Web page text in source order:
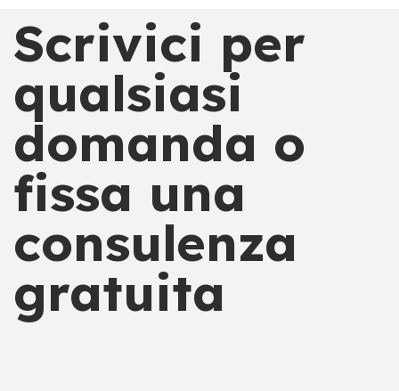
Scrivici per
qualsiasi
domanda o
fissa una
consulenza
gratuita